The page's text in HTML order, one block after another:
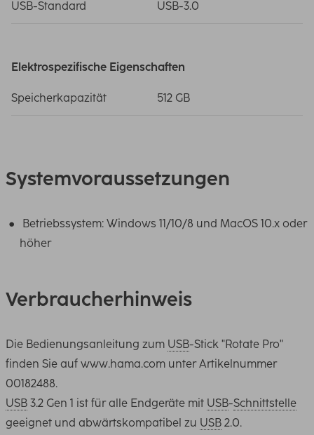
USB-Standard USB-3.0
Elektrospezifische Eigenschaften
Speicherkapazität 512 GB
Systemvoraussetzungen
Betriebssystem: Windows 11/10/8 und MacOS 10.x oder
höher
Verbraucherhinweis
Die Bedienungsanleitung zum USB-Stick "Rotate Pro"
finden Sie auf www.hama.com unter Artikelnummer
00182488.
USB 3.2 Gen 1 ist für alle Endgeräte mit USB-Schnittstelle
geeignet und abwärtskompatibel zu USB 2.0.